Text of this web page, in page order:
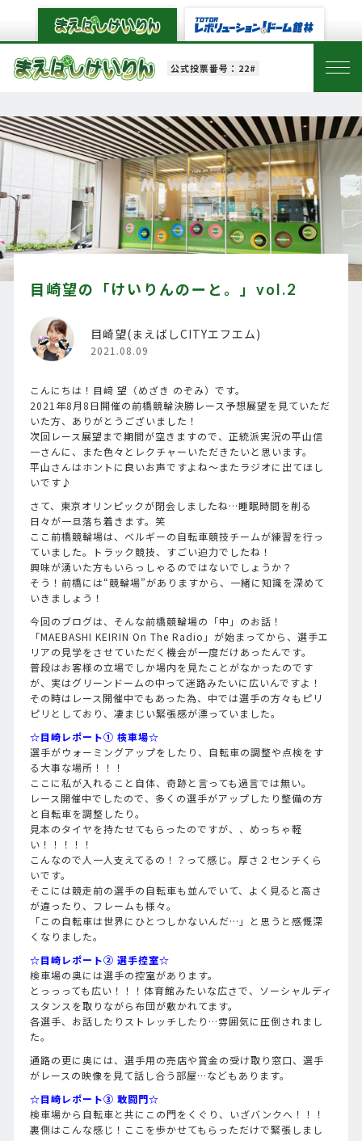
公式投票番号：22#
目崎望の「けいりんのーと。」vol.2
目崎望(まえばしCITYエフエム)
2021.08.09
こんにちは！目﨑 望（めざき のぞみ）です。
2021年8月8日開催の前橋競輪決勝レース予想展望を見ていただ
いた方、ありがとうございました！
次回レース展望まで期間が空きますので、正統派実況の平山信
一さんに、また色々とレクチャーいただきたいと思います。
平山さんはホントに良いお声ですよね～またラジオに出てほし
いです♪
さて、東京オリンピックが閉会しましたね…睡眠時間を削る
日々が一旦落ち着きます。笑
ここ前橋競輪場は、ベルギーの自転車競技チームが練習を行っ
ていました。トラック競技、すごい迫力でしたね！
興味が湧いた方もいらっしゃるのではないでしょうか？
そう！前橋には“競輪場”がありますから、一緒に知識を深めて
いきましょう！
今回のブログは、そんな前橋競輪場の「中」のお話！
「MAEBASHI KEIRIN On The Radio」が始まってから、選手エ
リアの見学をさせていただく機会が一度だけあったんです。
普段はお客様の立場でしか場内を見たことがなかったのです
が、実はグリーンドームの中って迷路みたいに広いんですよ！
その時はレース開催中でもあった為、中では選手の方々もピリ
ピリとしており、凄まじい緊張感が漂っていました。
☆目崎レポート① 検車場☆
選手がウォーミングアップをしたり、自転車の調整や点検をす
る大事な場所！！！
ここに私が入れること自体、奇跡と言っても過言では無い。
レース開催中でしたので、多くの選手がアップしたり整備の方
と自転車を調整したり。
見本のタイヤを持たせてもらったのですが、、めっちゃ軽
い！！！！！
こんなので人一人支えてるの！？って感じ。厚さ２センチくら
いです。
そこには競走前の選手の自転車も並んでいて、よく見ると高さ
が違ったり、フレームも様々。
「この自転車は世界にひとつしかないんだ…」と思うと感慨深
くなりました。
☆目崎レポート② 選手控室☆
検車場の奥には選手の控室があります。
とっっっても広い！！！体育館みたいな広さで、ソーシャルディ
スタンスを取りながら布団が敷かれてます。
各選手、お話したりストレッチしたり…雰囲気に圧倒されまし
た。
通路の更に奥には、選手用の売店や賞金の受け取り窓口、選手
がレースの映像を見て話し合う部屋…などもあります。
☆目崎レポート③ 敢闘門☆
検車場から自転車と共にこの門をくぐり、いざバンクへ！！！
裏側はこんな感じ！ここを歩かせてもらっただけで緊張しまし